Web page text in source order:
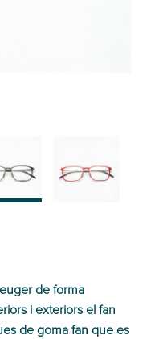
de forma
i exteriors el fan
de goma fan que es